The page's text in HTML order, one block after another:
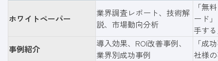
ホワイトペーパー
業界調査レポート、技術解
説、市場動向分析
「無
ード
手す
事例紹介
導入効果、ROI改善事例、
業界別成功事例
「成
社様